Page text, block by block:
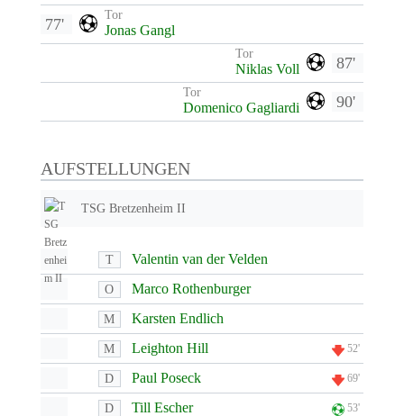
Tor
Jonas Gangl
77'
87'
Tor
Niklas Voll
90'
Tor
Domenico Gagliardi
AUFSTELLUNGEN
TSG Bretzenheim II
T Valentin van der Velden
O Marco Rothenburger
M Karsten Endlich
M Leighton Hill 52'
D Paul Poseck 69'
D Till Escher 53'